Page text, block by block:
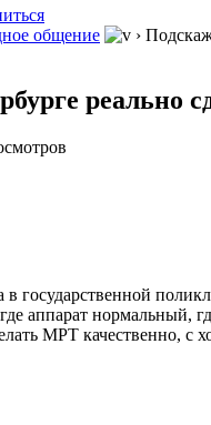
общение ›
реально
аппарат нормальный,
МРТ качественно,